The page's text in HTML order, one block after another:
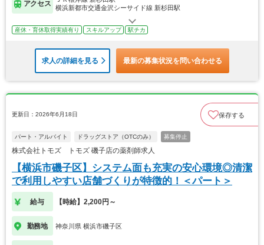
アクセス
横浜新都市交通金沢シーサイド線 新杉田駅
産休・育休取得実績有り スキルアップ 駅チカ
求人の詳細を見る 最新の募集状況を問い合わせる
更新日：2026年6月18日 保存する
パート・アルバイト ドラッグストア（OTCのみ） 募集停止
株式会社トモズ トモズ 磯子店の薬剤師求人
【横浜市磯子区】システム面も充実の安心環境◎清潔
で利用しやすい店舗づくりが特徴的！＜パート＞
給与 【時給】2,200円～
勤務地 神奈川県 横浜市磯子区